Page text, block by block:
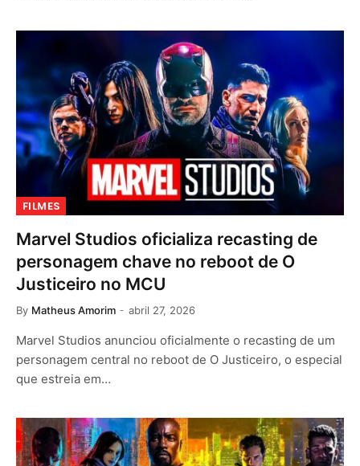
FILMES
Marvel Studios oficializa recasting de
personagem chave no reboot de O
Justiceiro no MCU
By Matheus Amorim abril 27, 2026
Marvel Studios anunciou oficialmente o recasting de um
personagem central no reboot de O Justiceiro, o especial
que estreia em…